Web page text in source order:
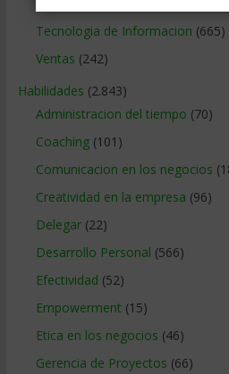
Tecnologia de Informacion (665)
Ventas (242)
Habilidades (2.843)
Administracion del tiempo (70)
Coaching(101)
Comunicacion en los negocios
Creatividad en la empresa (96)
Delegar(22)
Desarrollo Personal (566)
Efectividad (52)
Empowerment (15)
Etica en los negocios (46)
Gerencia de Proyectos (66)